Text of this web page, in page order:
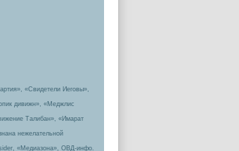
«Свидетели Иеговы»,
дивижн», «Меджлис
Талибан», «Имарат
нежелательной
«Медиазона», ОВД-инфо.